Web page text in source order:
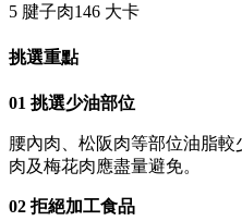
5 腱子肉146 大卡
挑選重點
01 挑選少油部位
腰內肉、松阪肉等部位油脂
肉及梅花肉應盡量避免。
02 拒絕加工食品